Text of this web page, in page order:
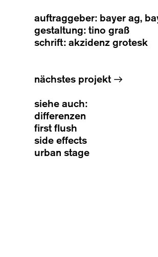
auftraggeber: bayer ag,
gestaltung: tino graß
schrift: akzidenz grotesk
nächstes projekt →
siehe auch:
differenzen
first flush
side effects
urban stage